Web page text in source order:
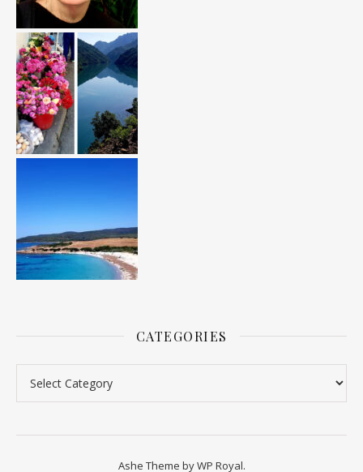
CATEGORIES
Ashe Theme byWP Royal.